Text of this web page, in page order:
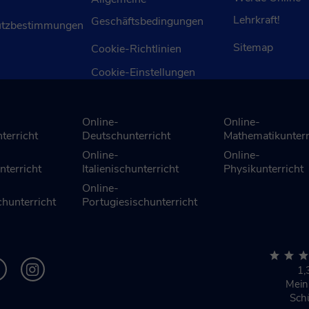
Geschäftsbedingungen
Cookie-Richtlinien
Cookie-Einstellungen
Lehrkraft!
Sitemap
Online-
Deutschunterricht
Online-
Italienischunterricht
Online-
Portugiesischunterricht
Online-
Online-
Physikunterricht